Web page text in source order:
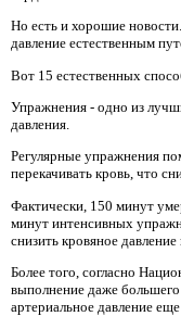
Но есть и хорошие
давление естественным
Вот 15 естественных
Упражнения - одно из
давления.
Регулярные упражнения
перекачивать кровь, что
Фактически, 150 минут
минут интенсивных
снизить кровяное
Более того, согласно
выполнение даже
артериальное давление